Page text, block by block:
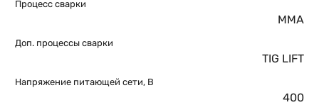
Процесс сварки
MMA
Доп. процессы сварки
TIG LIFT
Напряжение питающей сети, В
400